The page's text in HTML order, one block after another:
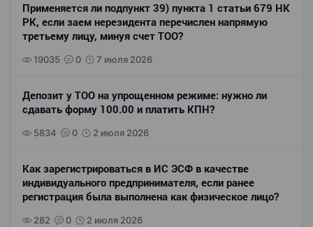
Применяется ли подпункт 39) пункта 1 статьи 679 НК
РК, если заем нерезидента перечислен напрямую
третьему лицу, минуя счет ТОО?
19035 0 7 июля 2026
Депозит у ТОО на упрощенном режиме: нужно ли
сдавать форму 100.00 и платить КПН?
5834 0 2 июля 2026
Как зарегистрироваться в ИС ЭСФ в качестве
индивидуального предпринимателя, если ранее
регистрация была выполнена как физическое лицо?
282 0 2 июля 2026